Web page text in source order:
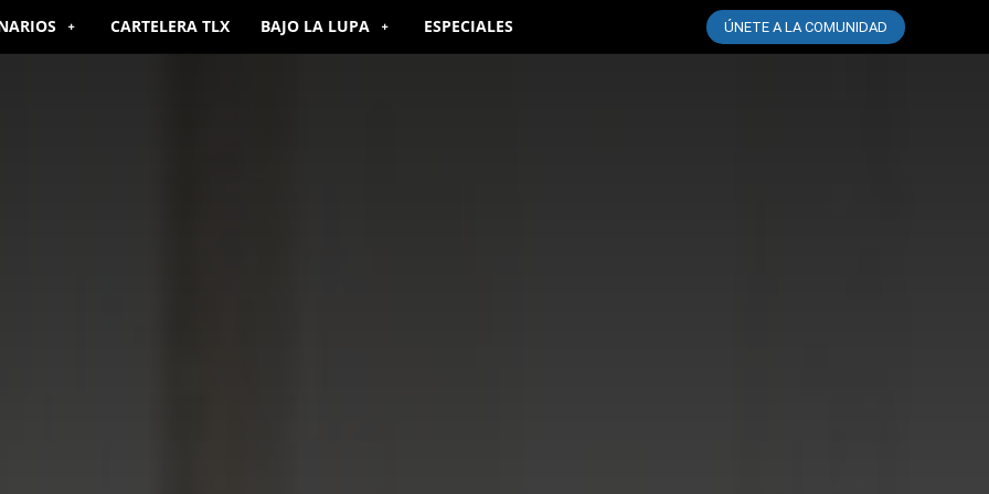
CARTELERA TLX BAJO LA LUPA ESPECIALES ÚNETE A LA COMUNIDAD